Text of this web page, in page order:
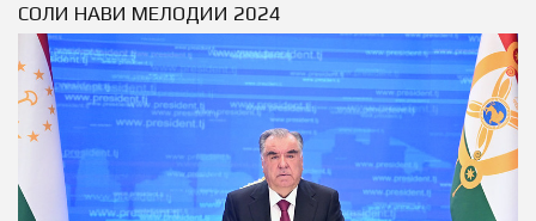
СОЛИ НАВИ МЕЛОДИИ 2024